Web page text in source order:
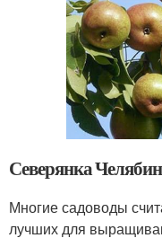
Северянка
Многие садоводы
лучших для